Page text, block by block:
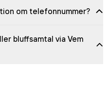
om telefonnummer?
bluffsamtal via Vem